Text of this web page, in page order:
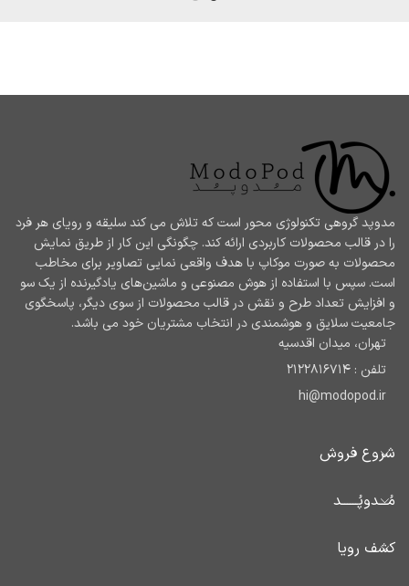
مدوپد گروهی تکنولوژی محور است که تلاش می کند سلیقه و رویای هر فرد
را در قالب محصولات کاربردی ارائه کند. چگونگی این کار از طریق نمایش
محصولات به صورت موکاپ با هدف واقعی نمایی تصاویر برای مخاطب
است. سپس با استفاده از هوش مصنوعی و ماشین‌های یادگیرنده از یک سو
و افزایش تعداد طرح و نقش در قالب محصولات از سوی دیگر، پاسخگوی
جامعیت سلایق و هوشمندی در انتخاب مشتریان خود می باشد.
تهران، میدان اقدسیه
تلفن : 2122816714
hi@modopod.ir
شروع فروش
مُـــدوپُــــــد
کشف رویا